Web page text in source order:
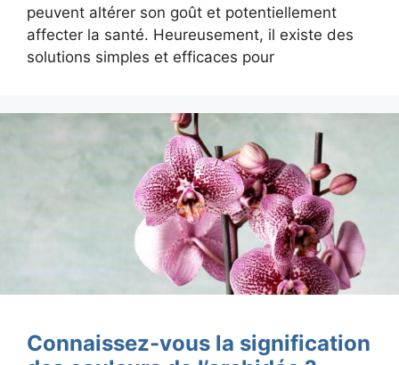
peuvent altérer son goût et potentiellement
affecter la santé. Heureusement, il existe des
solutions simples et efficaces pour
Connaissez-vous la signification